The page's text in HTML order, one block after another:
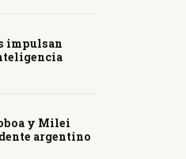
impulsan
y Milei
argentino